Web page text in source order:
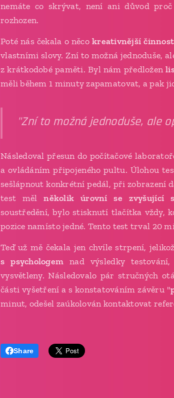
nemáte co skrývat, není ani důvod
rozhozen.
Poté nás čekala o něcokreativnější činnost
vlastními slovy. Zní to možná jednoduše,
z krátkodobé paměti. Byl nám předložen
měli během 1 minuty zapamatovat, a pak
"Zní to možná jednoduše, ale
Následoval přesun do počítačové
a ovládáním připojeného pultu. Úlohou
sešlápnout konkrétní pedál, při zobrazení
test mělněkolik úrovní se zvyšující
soustředění, bylo stisknutí tlačítka vždy,
pozice namísto jedné. Tento test trval 20
Teď už mě čekala jen chvíle strpení,
s psychologem nad výsledky
vysvětleny. Následovalo pár stručných
části vyšetření a s konstatováním závěru "
minut, odešel zaúkolován kontaktovat
Share